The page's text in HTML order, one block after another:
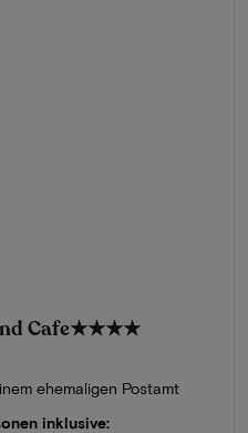
Cafe★★★★
ehemaligen Postamt
inklusive: